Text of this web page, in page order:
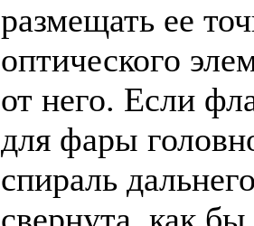
размещать ее
оптического
от него. Если
для фары
спираль